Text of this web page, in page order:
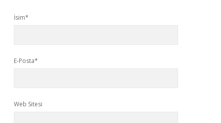
İsim*
E-Posta*
Web Sitesi